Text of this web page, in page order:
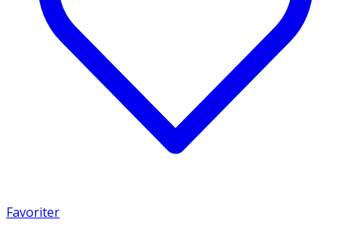
Favoriter